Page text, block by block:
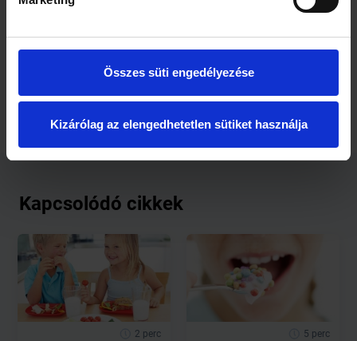
Összes süti engedélyezése
Kizárólag az elengedhetetlen sütiket használja
A laktózmentes tej mellett már túró, tejföl, joghurt,
egészíti ki a laktózérzékenyek étrendjét.
HáziPatika.com
Kapcsolódó cikkek
2 perc 5 perc